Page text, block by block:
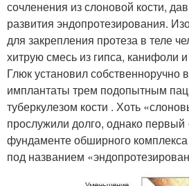
сочленения из слоновой кости,
развития эндопротезирования.
для закрепления протеза в теле
хитрую смесь из гипса, канифоли
Глюк установил собственноручно
имплантаты трем подопытным
туберкулезом кости . Хоть
прослужили долго, однако первый
фундаменте обширного
под названием